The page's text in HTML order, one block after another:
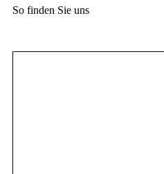
So finden Sie uns